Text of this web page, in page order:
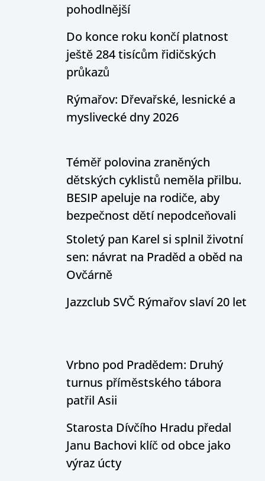
pohodlnější
Do konce roku končí platnost
ještě 284 tisícům řidičských
průkazů
Rýmařov: Dřevařské, lesnické a
myslivecké dny 2026
Téměř polovina zraněných
dětských cyklistů neměla přilbu.
BESIP apeluje na rodiče, aby
bezpečnost dětí nepodceňovali
Stoletý pan Karel si splnil životní
sen: návrat na Praděd a oběd na
Ovčárně
Jazzclub SVČ Rýmařov slaví 20 let
Vrbno pod Pradědem: Druhý
turnus příměstského tábora
patřil Asii
Starosta Dívčího Hradu předal
Janu Bachovi klíč od obce jako
výraz úcty